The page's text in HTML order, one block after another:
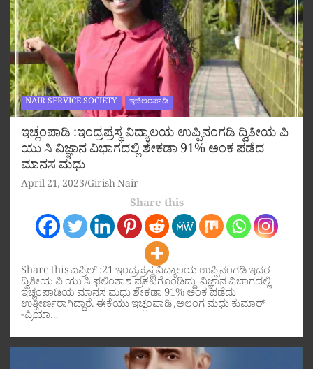
NAIR SERVICE SOCIETY ಇಚಿಲಂಪಾಡಿ
ಇಚ್ಲಂಪಾಡಿ :ಇಂದ್ರಪ್ರಸ್ಥ ವಿದ್ಯಾಲಯ ಉಪ್ಪಿನಂಗಡಿ ದ್ವಿತೀಯ ಪಿ
ಯು ಸಿ ವಿಜ್ಞಾನ ವಿಭಾಗದಲ್ಲಿ ಶೇಕಡಾ 91% ಅಂಕ ಪಡೆದ
ಮಾನಸ ಮಧು
April 21, 2023 Girish Nair
Share this
Share this ಏಪ್ರಿಲ್ :21 ಇಂದ್ರಪ್ರಸ್ಥ ವಿದ್ಯಾಲಯ ಉಪ್ಪಿನಂಗಡಿ ಇದರ
ದ್ವಿತೀಯ ಪಿ ಯು ಸಿ ಫಲಿಂತಾಶ ಪ್ರಕಟಗೊಂಡಿದ್ದು ವಿಜ್ಞಾನ ವಿಭಾಗದಲ್ಲಿ
ಇಚ್ಲಂಪಾಡಿಯ ಮಾನಸ ಮಧು ಶೇಕಡಾ 91% ಅಂಕ ಪಡೆದು
ಉತ್ತೀರ್ಣರಾಗಿದ್ದಾರೆ. ಈಕೆಯು ಇಚ್ಲಂಪಾಡಿ ,ಅಲಂಗ ಮಧು ಕುಮಾರ್
-ಪ್ರಿಯಾ…